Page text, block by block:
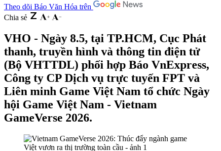
Theo dõi Báo Văn Hóa trên
Chia sẻ
VHO - Ngày 8.5, tại TP.HCM, Cục Phát
thanh, truyền hình và thông tin điện tử
(Bộ VHTTDL) phối hợp Báo VnExpress,
Công ty CP Dịch vụ trực tuyến FPT và
Liên minh Game Việt Nam tổ chức Ngày
hội Game Việt Nam - Vietnam
GameVerse 2026.